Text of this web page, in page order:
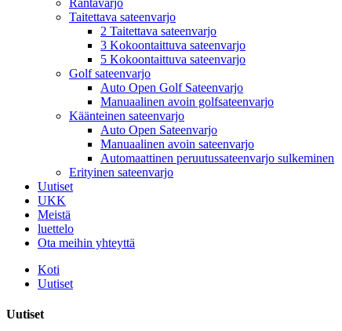
Rantavarjo
Taitettava sateenvarjo
2 Taitettava sateenvarjo
3 Kokoontaittuva sateenvarjo
5 Kokoontaittuva sateenvarjo
Golf sateenvarjo
Auto Open Golf Sateenvarjo
Manuaalinen avoin golfsateenvarjo
Käänteinen sateenvarjo
Auto Open Sateenvarjo
Manuaalinen avoin sateenvarjo
Automaattinen peruutussateenvarjo sulkeminen
Erityinen sateenvarjo
Uutiset
UKK
Meistä
luettelo
Ota meihin yhteyttä
Koti
Uutiset
Uutiset